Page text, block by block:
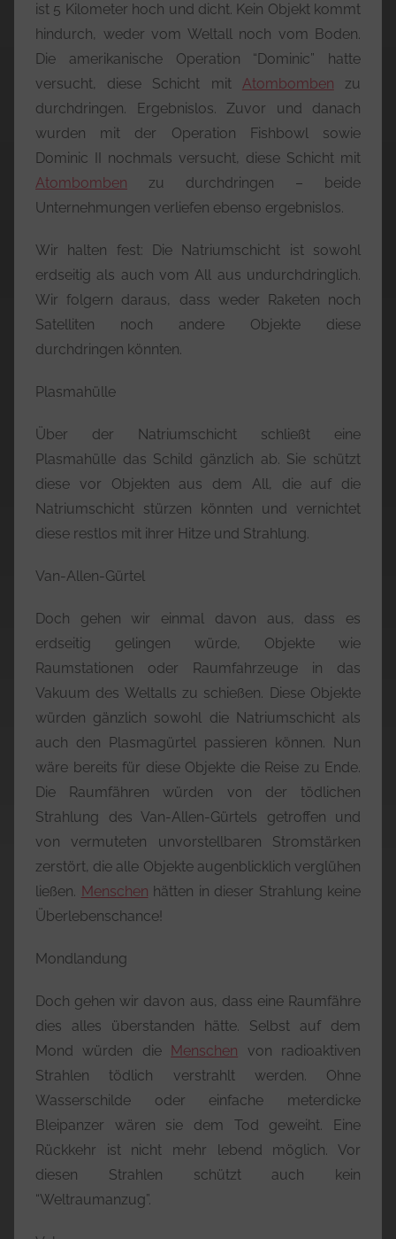
ist 5 Kilometer hoch und dicht. Kein Objekt kommt
hindurch, weder vom Weltall noch vom Boden.
Die amerikanische Operation “Dominic” hatte
versucht, diese Schicht mit Atombomben zu
durchdringen. Ergebnislos. Zuvor und danach
wurden mit der Operation Fishbowl sowie
Dominic II nochmals versucht, diese Schicht mit
Atombomben zu durchdringen – beide
Unternehmungen verliefen ebenso ergebnislos.
Wir halten fest: Die Natriumschicht ist sowohl
erdseitig als auch vom All aus undurchdringlich.
Wir folgern daraus, dass weder Raketen noch
Satelliten noch andere Objekte diese
durchdringen könnten.
Plasmahülle
Über der Natriumschicht schließt eine
Plasmahülle das Schild gänzlich ab. Sie schützt
diese vor Objekten aus dem All, die auf die
Natriumschicht stürzen könnten und vernichtet
diese restlos mit ihrer Hitze und Strahlung.
Van-Allen-Gürtel
Doch gehen wir einmal davon aus, dass es
erdseitig gelingen würde, Objekte wie
Raumstationen oder Raumfahrzeuge in das
Vakuum des Weltalls zu schießen. Diese Objekte
würden gänzlich sowohl die Natriumschicht als
auch den Plasmagürtel passieren können. Nun
wäre bereits für diese Objekte die Reise zu Ende.
Die Raumfähren würden von der tödlichen
Strahlung des Van-Allen-Gürtels getroffen und
von vermuteten unvorstellbaren Stromstärken
zerstört, die alle Objekte augenblicklich verglühen
ließen. Menschen hätten in dieser Strahlung keine
Überlebenschance!
Mondlandung
Doch gehen wir davon aus, dass eine Raumfähre
dies alles überstanden hätte. Selbst auf dem
Mond würden die
Menschen von radioaktiven
Strahlen tödlich verstrahlt werden. Ohne
Wasserschilde oder einfache meterdicke
Bleipanzer wären sie dem Tod geweiht. Eine
Rückkehr ist nicht mehr lebend möglich. Vor
diesen Strahlen schützt auch kein
“Weltraumanzug”.